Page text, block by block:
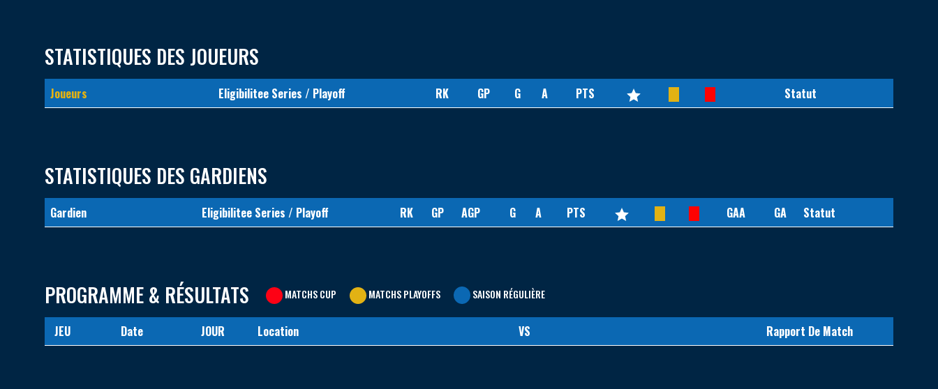
STATISTIQUES DES JOUEURS
Joueurs Eligibilitee Series / Playoff RK GP G A PTS Statut
STATISTIQUES DES GARDIENS
Gardien Eligibilitee Series / Playoff RK GP AGP G A PTS GAA GA Statut
PROGRAMME & RÉSULTATS MATCHS CUP MATCHS PLAYOFFS SAISON RÉGULIÈRE
JEU Date JOUR Location VS Rapport De Match